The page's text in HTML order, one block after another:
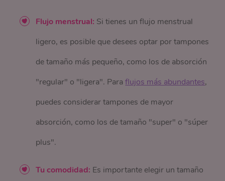
Flujo menstrual: Si tienes un flujo menstrual
ligero, es posible que desees optar por tampones
de tamaño más pequeño, como los de absorción
"regular" o "ligera". Paraflujos más abundantes,
puedes considerar tampones de mayor
absorción, como los de tamaño "super" o "súper
plus".
Tu comodidad: Es importante elegir un tamaño